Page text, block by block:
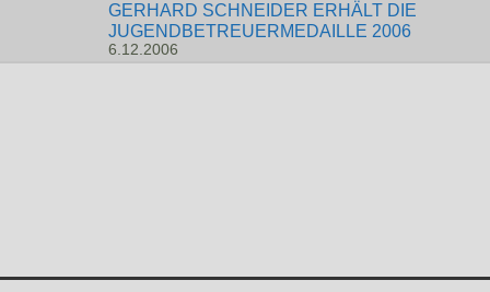
GERHARD SCHNEIDER ERHÄLT DIE
JUGENDBETREUERMEDAILLE 2006
6.12.2006